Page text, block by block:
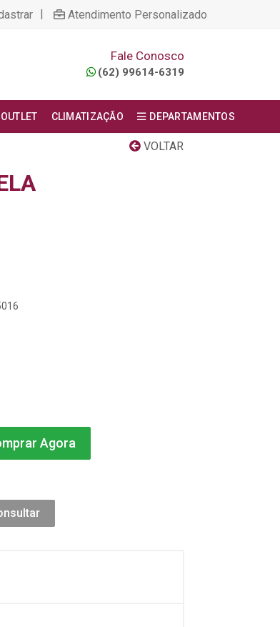
| Atendimento Personalizado
Fale Conosco
(62) 99614-6319
OUTLET CLIMATIZAÇÃO DEPARTAMENTOS
VOLTAR
Agora